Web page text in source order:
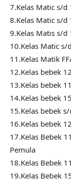
7.Kelas Matic s/d
8.Kelas Matic s/d
9.Kelas Matis s/d
10.Kelas Matic s/
11.Kelas Matik
12.Kelas bebek
13.Kelas bebek
14.Kelas bebek
15.Kelas bebek
16.Kelas bebek
17.Kelas Bebek
Pemula
18.Kelas Bebek
19.Kelas Bebek